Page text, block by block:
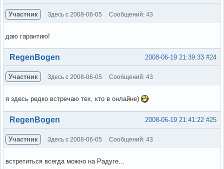
Участник Здесь с 2008-06-05 Сообщений: 43
даю гарантию!
Вне форума #24
2008-06-19 21:39:33
RegenBogen
Участник Здесь с 2008-06-05 Сообщений: 43
я здесь редко встречаю тех, кто в онлайне)
Вне форума #25
2008-06-19 21:41:22
RegenBogen
Участник Здесь с 2008-06-05 Сообщений: 43
встретиться всегда можно на Радуге...